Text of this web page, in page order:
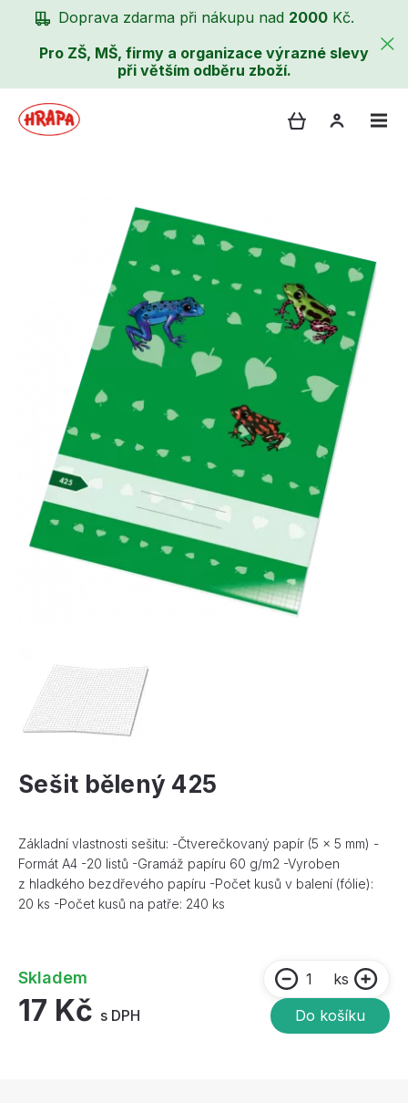
Doprava zdarma při nákupu nad 2000 Kč.
Pro ZŠ, MŠ, firmy a organizace výrazné slevy
při větším odběru zboží.
Sešit bělený 425
Základní vlastnosti sešitu: -Čtverečkovaný papír (5 × 5 mm) -
Formát A4 -20 listů -Gramáž papíru 60 g/m2 -Vyroben
z hladkého bezdřevého papíru -Počet kusů v balení (fólie):
20 ks -Počet kusů na patře: 240 ks
Skladem
17 Kč s DPH
ks
Do košíku